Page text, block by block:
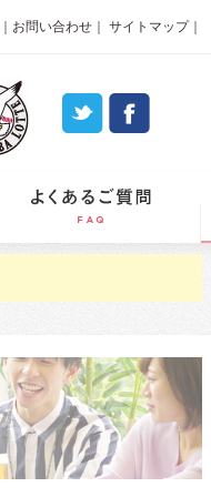
お問い合わせ サイトマップ｜